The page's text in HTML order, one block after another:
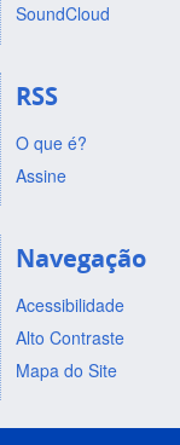
SoundCloud
RSS
O que é?
Assine
Navegação
Acessibilidade
Alto Contraste
Mapa do Site